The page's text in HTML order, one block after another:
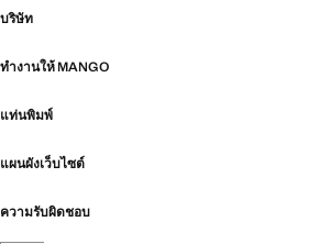
บริษัท
ทำงานให้ MANGO
แท่นพิมพ์
แผนผังเว็บไซต์
ความรับผิดชอบ